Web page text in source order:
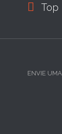
 Top
ENVIE